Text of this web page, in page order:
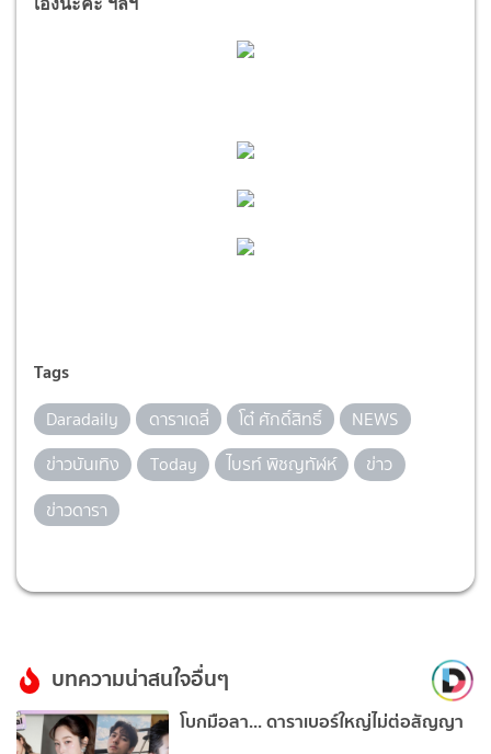
Tags
Daradaily ดาราเดลี่ โต๋ ศักดิ์สิทธิ์
NEWS
ข่าวบันเทิง
Today ไบรท์ พิชญทัฬห์
ข่าว
ข่าวดารา
บทความน่าสนใจอื่นๆ
โบกมือลา... ดาราเบอร์ใหญ่ไม่ต่อสัญญา